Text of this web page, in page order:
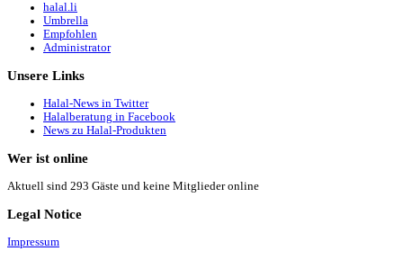
halal.li
Umbrella
Empfohlen
Administrator
Unsere Links
Halal-News in Twitter
Halalberatung in Facebook
News zu Halal-Produkten
Wer ist online
Aktuell sind 293 Gäste und keine Mitglieder online
Legal Notice
Impressum